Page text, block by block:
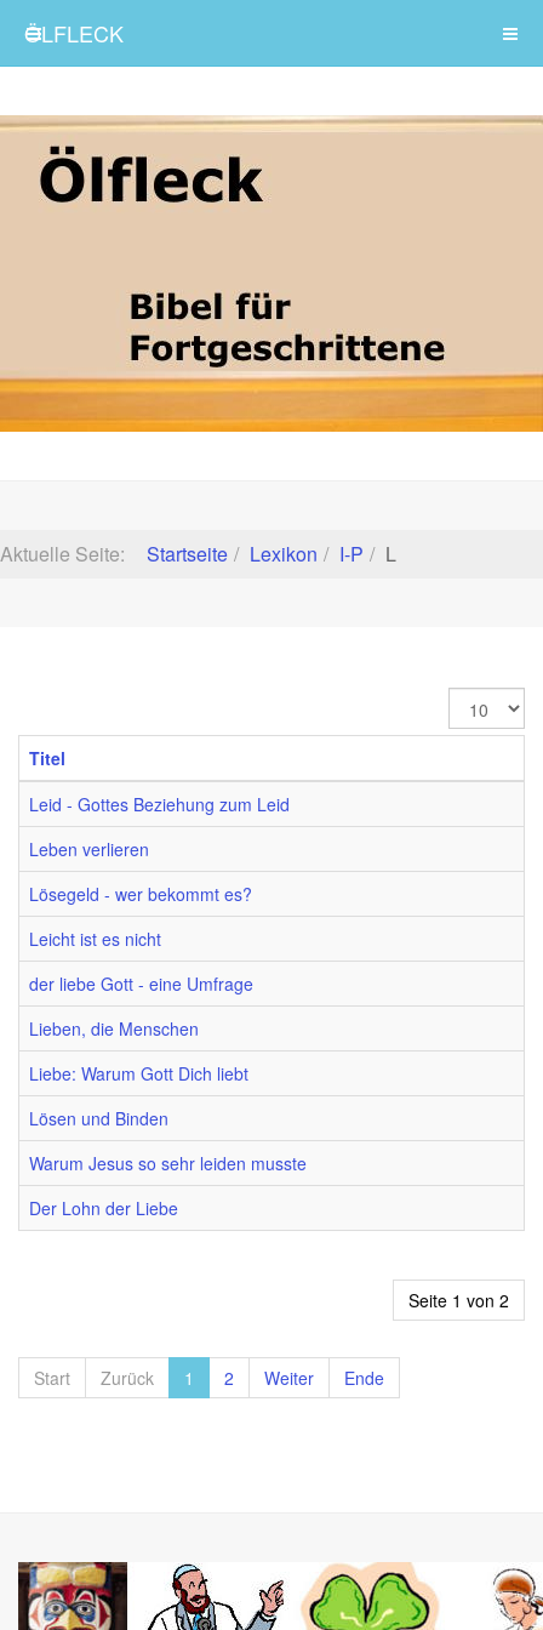
ÖLFLECK
Aktuelle Seite: Startseite Lexikon I-P L
Anzeige
#
Titel
Leid - Gottes Beziehung zum Leid
Leben verlieren
Lösegeld - wer bekommt es?
Leicht ist es nicht
der liebe Gott - eine Umfrage
Lieben, die Menschen
Liebe: Warum Gott Dich liebt
Lösen und Binden
Warum Jesus so sehr leiden musste
Der Lohn der Liebe
Seite 1 von 2
Start Zurück 1 2 Weiter Ende